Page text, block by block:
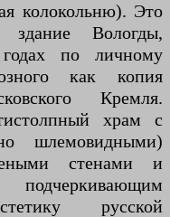
колокольню). Это
здание Вологды,
по личному
как копия
Кремля.
храм с
шлемовидными)
стенами и
русской